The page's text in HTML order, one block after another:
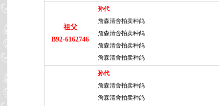
祖父
B92-6162746
孙代
詹森清舍拍卖种鸽
詹森清舍拍卖种鸽
詹森清舍拍卖种鸽
詹森清舍拍卖种鸽
孙代
詹森清舍拍卖种鸽
詹森清舍拍卖种鸽